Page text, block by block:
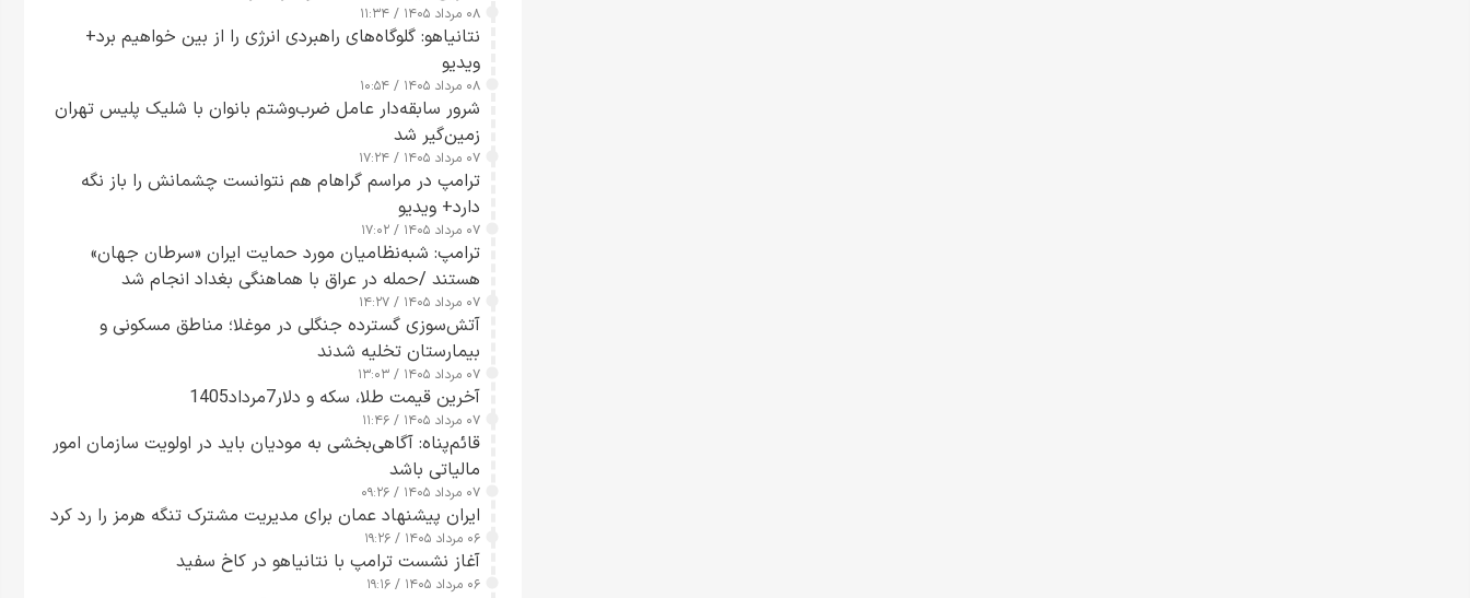
۰۸ مرداد ۱۴۰۵ / ۱۱:۳۴
نتانیاهو: گلوگاه‌های راهبردی انرژی را از بین خواهیم برد+
ویدیو
۰۸ مرداد ۱۴۰۵ / ۱۰:۵۴
شرور سابقه‌دار عامل ضرب‌وشتم بانوان با شلیک پلیس تهران
زمین‌گیر شد
۰۷ مرداد ۱۴۰۵ / ۱۷:۲۴
ترامپ در مراسم گراهام هم نتوانست چشمانش را باز نگه
دارد+ ویدیو
۰۷ مرداد ۱۴۰۵ / ۱۷:۰۲
ترامپ: شبه‌نظامیان مورد حمایت ایران «سرطان جهان»
هستند /حمله در عراق با هماهنگی بغداد انجام شد
۰۷ مرداد ۱۴۰۵ / ۱۴:۲۷
آتش‌سوزی گسترده جنگلی در موغلا؛ مناطق مسکونی و
بیمارستان تخلیه شدند
۰۷ مرداد ۱۴۰۵ / ۱۳:۰۳
آخرین قیمت طلا، سکه و دلار7مرداد1405
۰۷ مرداد ۱۴۰۵ / ۱۱:۴۶
قائم‌پناه: آگاهی‌بخشی به مودیان باید در اولویت سازمان امور
مالیاتی باشد
۰۷ مرداد ۱۴۰۵ / ۰۹:۲۶
ایران پیشنهاد عمان برای مدیریت مشترک تنگه هرمز را رد کرد
۰۶ مرداد ۱۴۰۵ / ۱۹:۲۶
آغاز نشست ترامپ با نتانیاهو در کاخ سفید
۰۶ مرداد ۱۴۰۵ / ۱۹:۱۶